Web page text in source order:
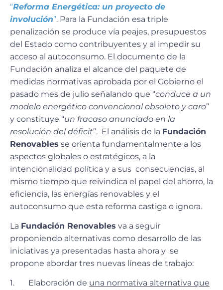
“Reforma Energética: un proyecto de
involución”. Para la Fundación esa triple
penalización se produce vía peajes, presupuestos
del Estado como contribuyentes y al impedir su
acceso al autoconsumo. El documento de la
Fundación analiza el alcance del paquete de
medidas normativas aprobada por el Gobierno el
pasado mes de julio señalando que “conduce a un
modelo energético convencional obsoleto y caro”
y constituye “un fracaso anunciado en la
resolución del déficit”. El análisis de la Fundación
Renovables se orienta fundamentalmente a los
aspectos globales o estratégicos, a la
intencionalidad política y a sus consecuencias, al
mismo tiempo que reivindica el papel del ahorro, la
eficiencia, las energías renovables y el
autoconsumo que esta reforma castiga o ignora.
La Fundación Renovables va a seguir
proponiendo alternativas como desarrollo de las
iniciativas ya presentadas hasta ahora y se
propone abordar tres nuevas líneas de trabajo:
1. Elaboración de una normativa alternativa que